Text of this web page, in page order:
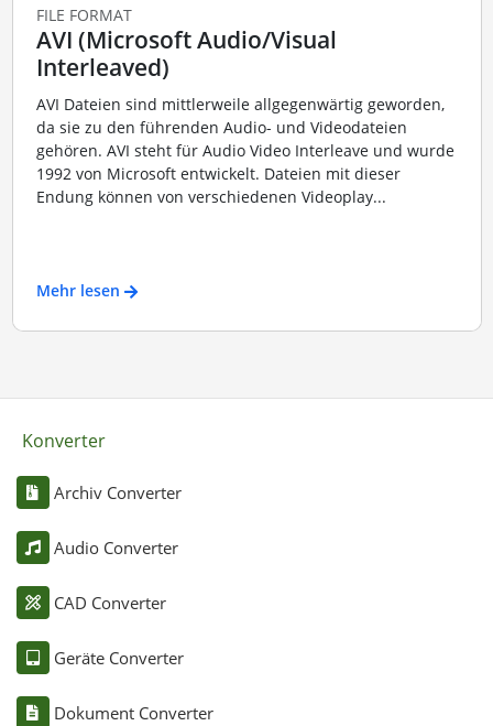
FILE FORMAT
AVI (Microsoft Audio/Visual
Interleaved)
AVI Dateien sind mittlerweile allgegenwärtig geworden,
da sie zu den führenden Audio- und Videodateien
gehören. AVI steht für Audio Video Interleave und wurde
1992 von Microsoft entwickelt. Dateien mit dieser
Endung können von verschiedenen Videoplay...
Mehr lesen
Konverter
Archiv Converter
Audio Converter
CAD Converter
Geräte Converter
Dokument Converter